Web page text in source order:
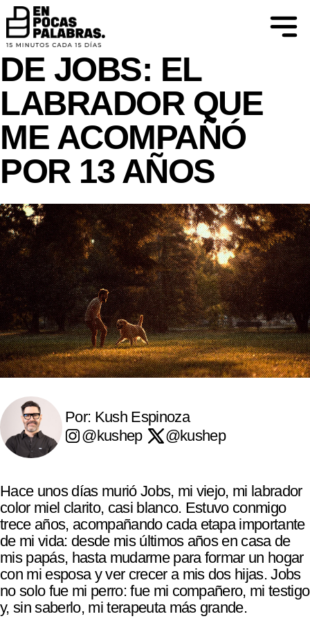
CREER PARA VER
LAS ENSEÑANZAS
DE JOBS: EL
LABRADOR QUE
ME ACOMPAÑÓ
POR 13 AÑOS
Por: Kush Espinoza
@kushep
@kushep
Hace unos días murió Jobs, mi viejo, mi labrador
color miel clarito, casi blanco. Estuvo conmigo
trece años, acompañando cada etapa importante
de mi vida: desde mis últimos años en casa de
mis papás, hasta mudarme para formar un hogar
con mi esposa y ver crecer a mis dos hijas. Jobs
no solo fue mi perro: fue mi compañero, mi testigo
y, sin saberlo, mi terapeuta más grande.